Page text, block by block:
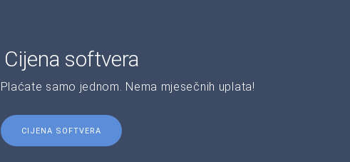
Cijena softvera
Plaćate samo jednom. Nema mjesečnih uplata!
CIJENA SOFTVERA